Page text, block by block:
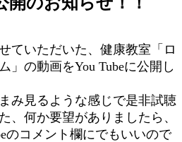
ていただいた、健康教室「ロ
」の動画をYou Tubeに公開し
み見るような感じで是非試聴
、何か要望がありましたら、
のコメント欄にでもいいので